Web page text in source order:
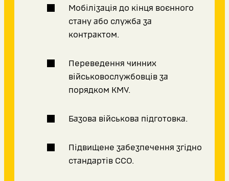
Мобілізація до кінця воєнного
стану або служба за
контрактом.
Переведення чинних
військовослужбовців за
порядком КМУ.
Базова військова підготовка.
Підвищене забезпечення згідно
стандартів ССО.